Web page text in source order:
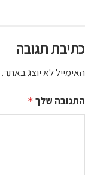
כתיבת תגובה
האימייל לא יוצג באתר.
התגובה שלך *